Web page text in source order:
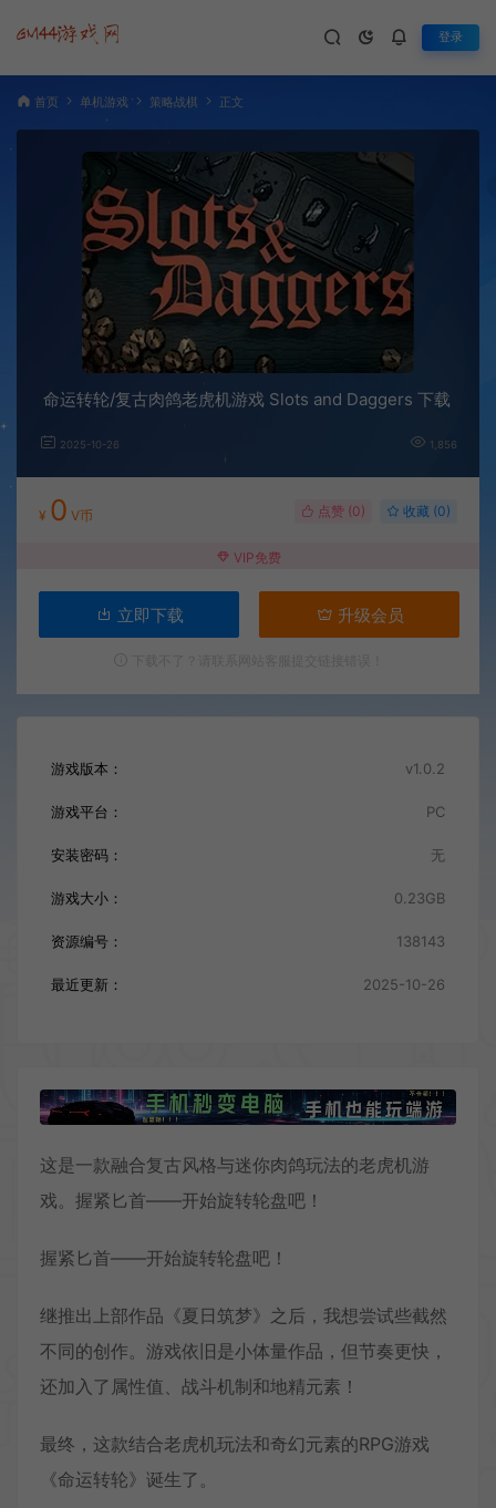
登录
首页 单机游戏 策略战棋 正文
命运转轮/复古肉鸽老虎机游戏 Slots and Daggers 下载
2025-10-26 1,856
¥ 0 V币 点赞 (0) 收藏 (0)
VIP免费
立即下载 升级会员
游戏版本： v1.0.2
游戏平台： PC
安装密码： 无
游戏大小： 0.23GB
资源编号： 138143
最近更新： 2025-10-26
这是一款融合复古风格与迷你肉鸽玩法的老虎机游
戏。握紧匕首——开始旋转轮盘吧！
握紧匕首——开始旋转轮盘吧！
继推出上部作品《夏日筑梦》之后，我想尝试些截然
不同的创作。游戏依旧是小体量作品，但节奏更快，
还加入了属性值、战斗机制和地精元素！
最终，这款结合老虎机玩法和奇幻元素的RPG游戏
《命运转轮》诞生了。